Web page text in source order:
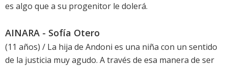
es algo que a su progenitor le dolerá.
AINARA - Sofía Otero
(11 años) / La hija de Andoni es una niña con un sentido
de la justicia muy agudo. A través de esa manera de ser